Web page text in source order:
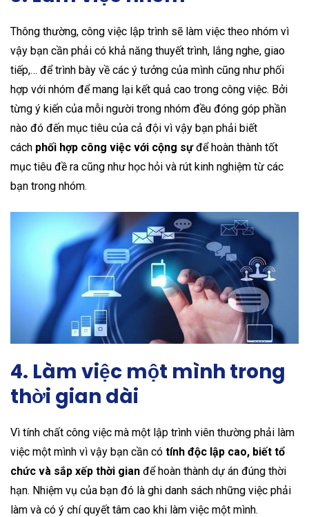
Thông thường, công việc lập trình sẽ làm việc theo nhóm vì
vậy bạn cần phải có khả năng thuyết trình, lắng nghe, giao
tiếp,… để trình bày về các ý tưởng của mình cũng như phối
hợp với nhóm để mang lại kết quả cao trong công việc. Bởi
từng ý kiến của mỗi người trong nhóm đều đóng góp phần
nào đó đến mục tiêu của cả đội vì vậy bạn phải biết
cách phối hợp công việc với cộng sựđể hoàn thành tốt
mục tiêu đề ra cũng như học hỏi và rút kinh nghiệm từ các
bạn trong nhóm.
4. Làm việc một mình trong
thời gian dài
Vì tính chất công việc mà một lập trình viên thường phải làm
việc một mình vì vậy bạn cần có tính độc lập cao, biết tổ
chức và sắp xếp thời gian để hoàn thành dự án đúng thời
hạn. Nhiệm vụ của bạn đó là ghi danh sách những việc phải
làm và có ý chí quyết tâm cao khi làm việc một mình.